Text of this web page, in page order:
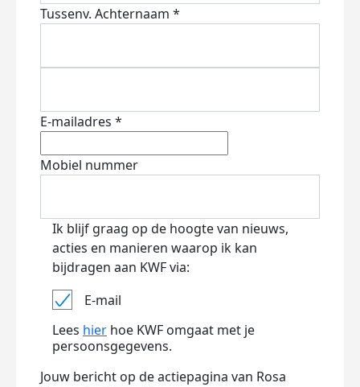
Tussenv. Achternaam *
E-mailadres *
Mobiel nummer
Ik blijf graag op de hoogte van nieuws,
acties en manieren waarop ik kan
bijdragen aan KWF via:
E-mail
Lees hier hoe KWF omgaat met je
persoonsgegevens.
Jouw bericht op de actiepagina van Rosa